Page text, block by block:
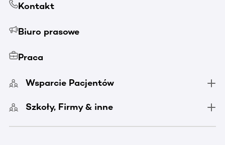
Kontakt
Biuro prasowe
Praca
Wsparcie Pacjentów
Szkoły, Firmy & inne